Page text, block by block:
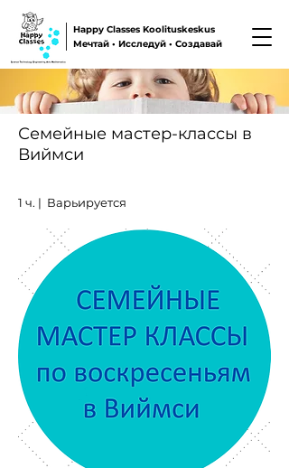
Happy Classes Koolituskeskus
Мечтай • Исследуй • Создавай
Семейные мастер-классы в
Виймси
1 ч. | Варьируется